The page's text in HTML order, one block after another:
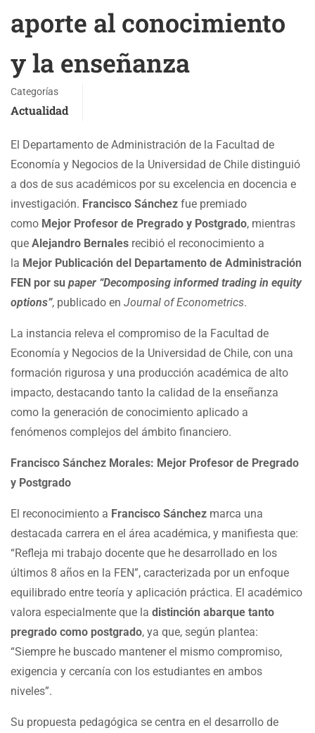
aporte al conocimiento
y la enseñanza
Categorías
Actualidad
El Departamento de Administración de la Facultad de
Economía y Negocios de la Universidad de Chile distinguió
a dos de sus académicos por su excelencia en docencia e
investigación. Francisco Sánchez fue premiado
como Mejor Profesor de Pregrado y Postgrado, mientras
que Alejandro Bernales recibió el reconocimiento a
la Mejor Publicación del Departamento de Administración
FEN por su paper “Decomposing informed trading in equity
options”, publicado en Journal of Econometrics.
La instancia releva el compromiso de la Facultad de
Economía y Negocios de la Universidad de Chile, con una
formación rigurosa y una producción académica de alto
impacto, destacando tanto la calidad de la enseñanza
como la generación de conocimiento aplicado a
fenómenos complejos del ámbito financiero.
Francisco Sánchez Morales: Mejor Profesor de Pregrado
y Postgrado
El reconocimiento a Francisco Sánchez marca una
destacada carrera en el área académica, y manifiesta que:
“Refleja mi trabajo docente que he desarrollado en los
últimos 8 años en la FEN”, caracterizada por un enfoque
equilibrado entre teoría y aplicación práctica. El académico
valora especialmente que la distinción abarque tanto
pregrado como postgrado, ya que, según plantea:
“Siempre he buscado mantener el mismo compromiso,
exigencia y cercanía con los estudiantes en ambos
niveles”.
Su propuesta pedagógica se centra en el desarrollo de